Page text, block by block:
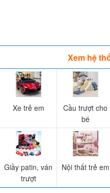
Xem hệ
Xe trẻ em
Cầu trượt cho
bé
Giầy patin, ván
trượt
Nội thất trẻ em